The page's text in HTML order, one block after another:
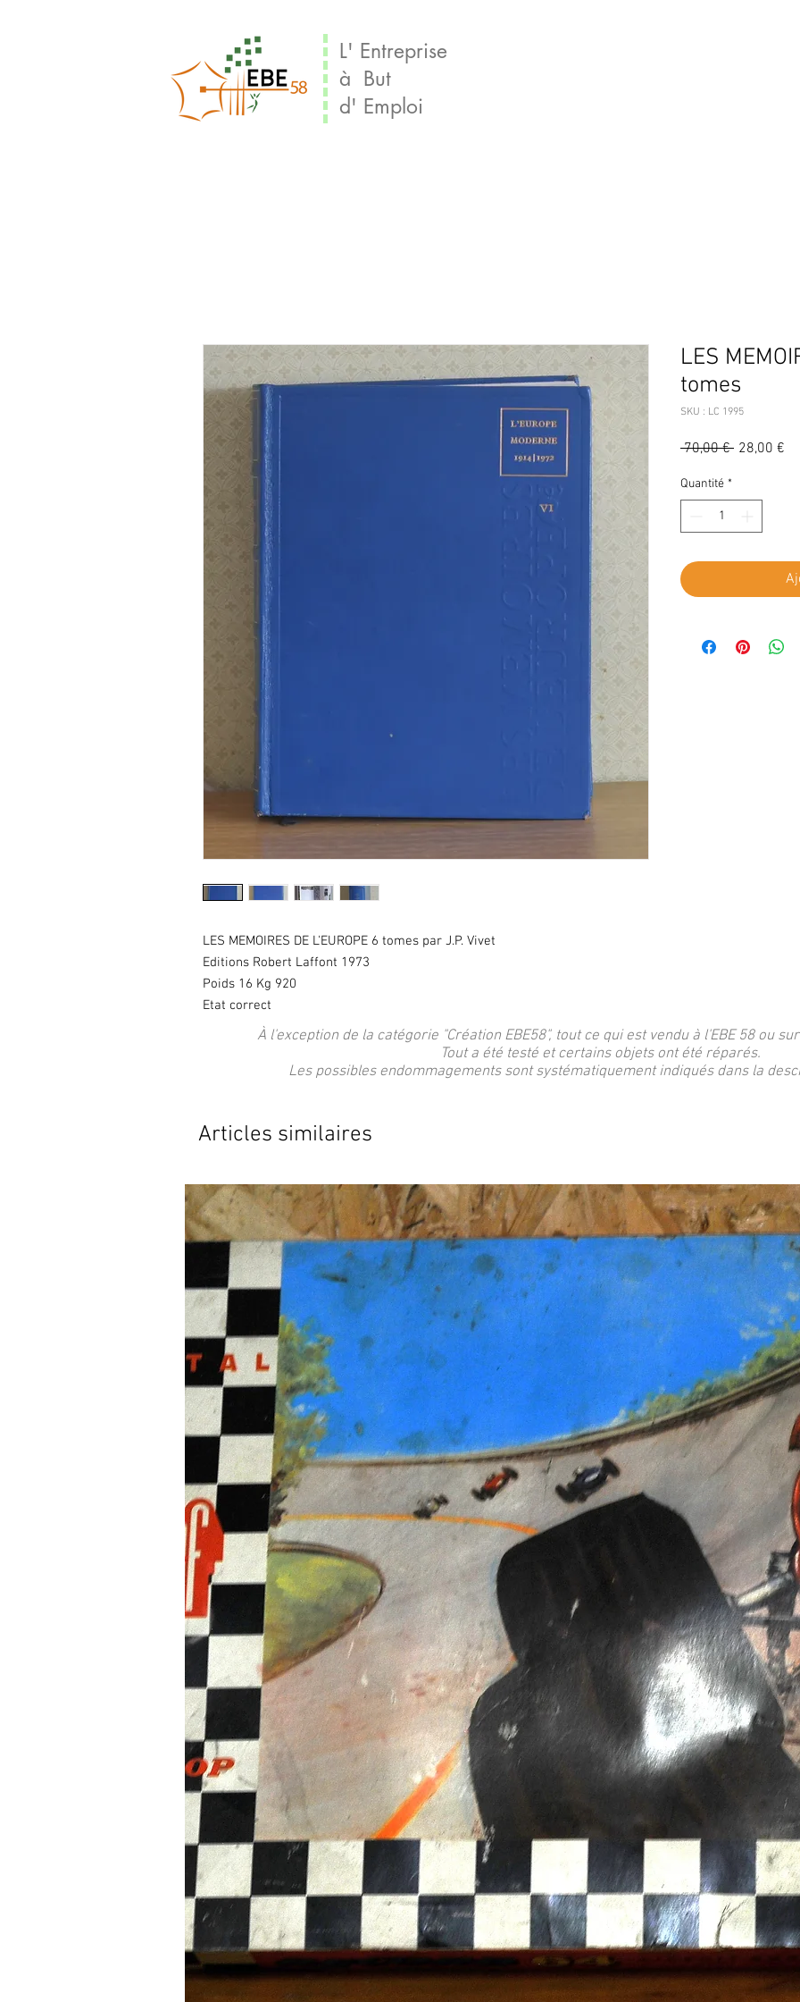
L' Entreprise
à But
d' Emploi
LES MEMOIRES DE L'EUROPE 6 tomes par J.P. Vivet
Editions Robert Laffont 1973
Poids 16 Kg 920
Etat correct
LES
tomes
SKU : LC 1995
70,00 € Prix
28,00 €
Quantité *
À l'exception de la catégorie "Création EBE58", tout ce qui est vendu à l'EBE 58 ou
Tout a été testé et certains objets ont été réparés.
Les possibles endommagements sont systématiquement indiqués dans la
Articles similaires